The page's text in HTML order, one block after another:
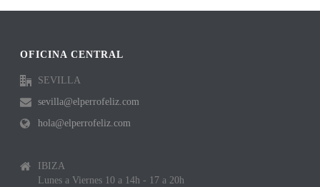
OFICINA CENTRAL
SEVILLA
sevilla@elperrofeliz.com
hola@elperrofeliz.com
IBIZA
Lunes a Viernes 10 a 14h - 17 a 20h